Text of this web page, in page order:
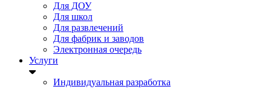
Для ДОУ
Для школ
Для развлечений
Для фабрик и заводов
Электронная очередь
Услуги
Индивидуальная разработка